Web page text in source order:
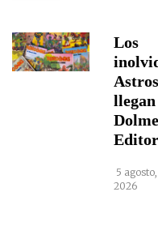
Los
llegan
5 agosto,
2026